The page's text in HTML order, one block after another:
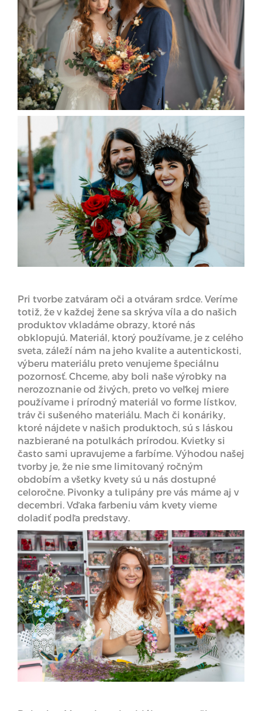
Pri tvorbe zatváram oči a otváram srdce. Veríme
totiž, že v každej žene sa skrýva víla a do našich
produktov vkladáme obrazy, ktoré nás
obklopujú. Materiál, ktorý používame, je z celého
sveta, záleží nám na jeho kvalite a autentickosti,
výberu materiálu preto venujeme špeciálnu
pozornosť. Chceme, aby boli naše výrobky na
nerozoznanie od živých, preto vo veľkej miere
používame i prírodný materiál vo forme lístkov,
tráv či sušeného materiálu. Mach či konáriky,
ktoré nájdete v našich produktoch, sú s láskou
nazbierané na potulkách prírodou. Kvietky si
často sami upravujeme a farbíme. Výhodou našej
tvorby je, že nie sme limitovaný ročným
obdobím a všetky kvety sú u nás dostupné
celoročne. Pivonky a tulipány pre vás máme aj v
decembri. Vďaka farbeniu vám kvety vieme
doladiť podľa predstavy.